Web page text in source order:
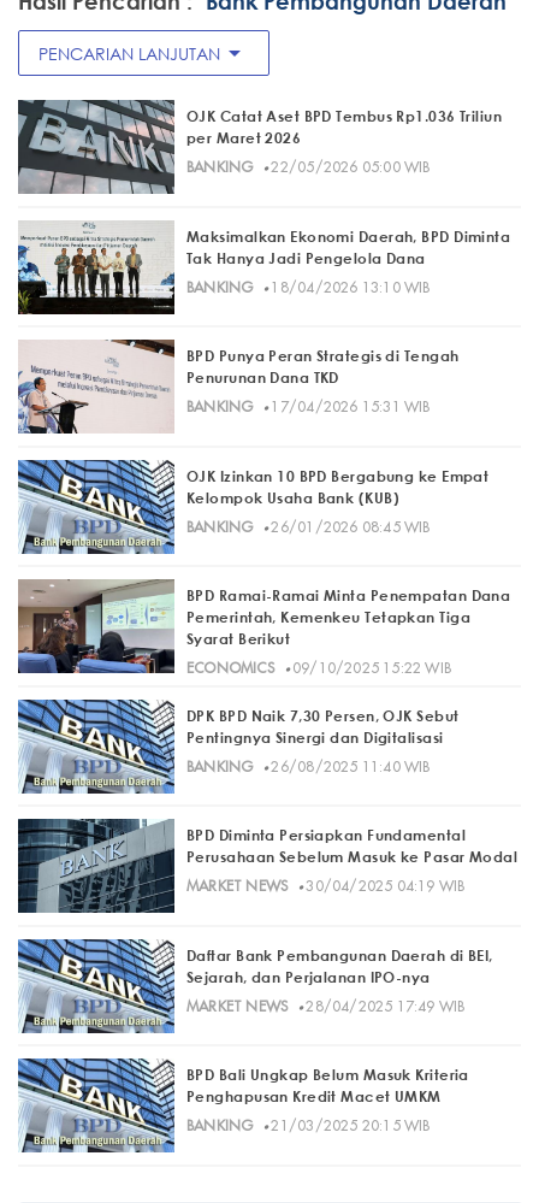
PENCARIAN LANJUTAN arrow_drop_down
OJK Catat Aset BPD Tembus Rp1.036 Triliun
per Maret 2026
BANKING· 22/05/2026 05:00 WIB
Maksimalkan Ekonomi Daerah, BPD Diminta
Tak Hanya Jadi Pengelola Dana
BANKING· 18/04/2026 13:10 WIB
BPD Punya Peran Strategis di Tengah
Penurunan Dana TKD
BANKING· 17/04/2026 15:31 WIB
OJK Izinkan 10 BPD Bergabung ke Empat
Kelompok Usaha Bank (KUB)
BANKING· 26/01/2026 08:45 WIB
BPD Ramai-Ramai Minta Penempatan Dana
Pemerintah, Kemenkeu Tetapkan Tiga
Syarat Berikut
ECONOMICS· 09/10/2025 15:22 WIB
DPK BPD Naik 7,30 Persen, OJK Sebut
Pentingnya Sinergi dan Digitalisasi
BANKING· 26/08/2025 11:40 WIB
BPD Diminta Persiapkan Fundamental
Perusahaan Sebelum Masuk ke Pasar Modal
MARKET NEWS· 30/04/2025 04:19 WIB
Daftar Bank Pembangunan Daerah di BEI,
Sejarah, dan Perjalanan IPO-nya
MARKET NEWS· 28/04/2025 17:49 WIB
BPD Bali Ungkap Belum Masuk Kriteria
Penghapusan Kredit Macet UMKM
BANKING· 21/03/2025 20:15 WIB